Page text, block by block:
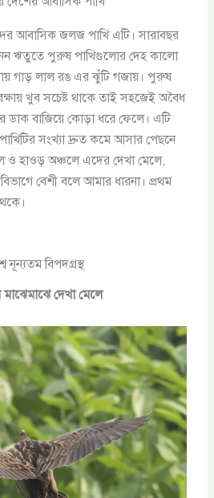
আবাসিক জলজ পাখি এটি। সারাবছর
ঋতুতে পুরুষ পাখিগুলোর দেহ কালো
গাড় লাল রঙ এর ঝুঁটি গজায়। পুরুষ
খুব সচেষ্ট থাকে তাই সহজেই অবৈধ
ডাক বাজিয়ে কোড়া ধরে ফেলে। এটি
সংখ্যা দ্রুত কমে আসার পেছনে
ও হাওড় অঞ্চলে এদের দেখা মেলে,
বেশী বলে আমার ধারনা। প্রথম
নূন্যতম বিপদগ্রস্থ
দেখা মেলে